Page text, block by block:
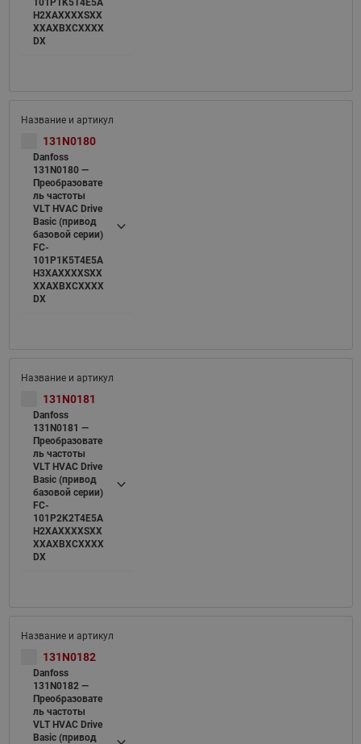
101P1K5T4E5A
H2XAXXXXSXX
XXAXBXCXXXX
DX
131N0180
Danfoss
131N0180 —
Преобразовате
ль частоты
VLT HVAC Drive
Basic (привод
базовой серии)
FC-
101P1K5T4E5A
H3XAXXXXSXX
XXAXBXCXXXX
DX
131N0181
Danfoss
131N0181 —
Преобразовате
ль частоты
VLT HVAC Drive
Basic (привод
базовой серии)
FC-
101P2K2T4E5A
H2XAXXXXSXX
XXAXBXCXXXX
DX
131N0182
Danfoss
131N0182 —
Преобразовате
ль частоты
VLT HVAC Drive
Basic (привод